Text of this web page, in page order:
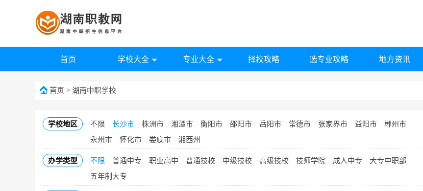
首页 学校大全 专业大全 择校攻略 选专业攻略 地方资讯
首页 > 湖南中职学校
学校地区 不限 长沙市 株洲市 湘潭市 衡阳市 邵阳市 岳阳市 常德市 张家界市 益阳市
郴州市
永州市
怀化市 娄底市 湘西州
办学类型 不限 普通中专 职业高中 普通技校 中级技校 高级技校 技师学院 成人中专
大专中职部
五年制大专